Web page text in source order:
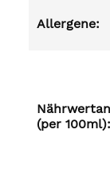
Allergene:
(per 100ml):